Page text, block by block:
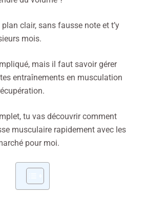
clair, sans fausse note et t’y
mois.
mais il faut savoir gérer
entraînements en musculation
tu vas découvrir comment
musculaire rapidement avec les
pour moi.